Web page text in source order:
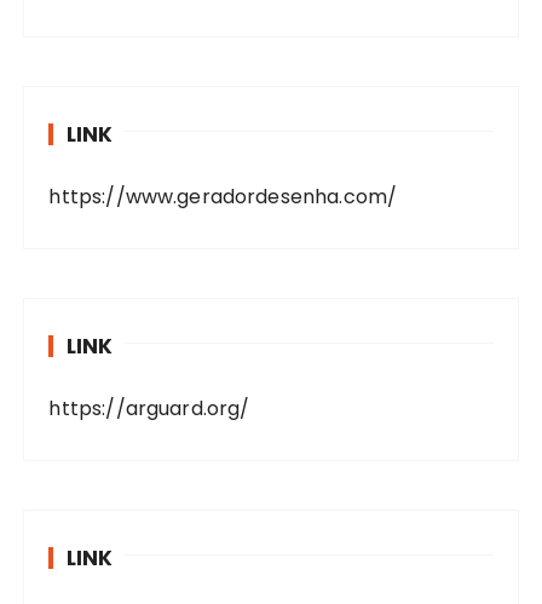
LINK
https://www.geradordesenha.com/
LINK
https://arguard.org/
LINK